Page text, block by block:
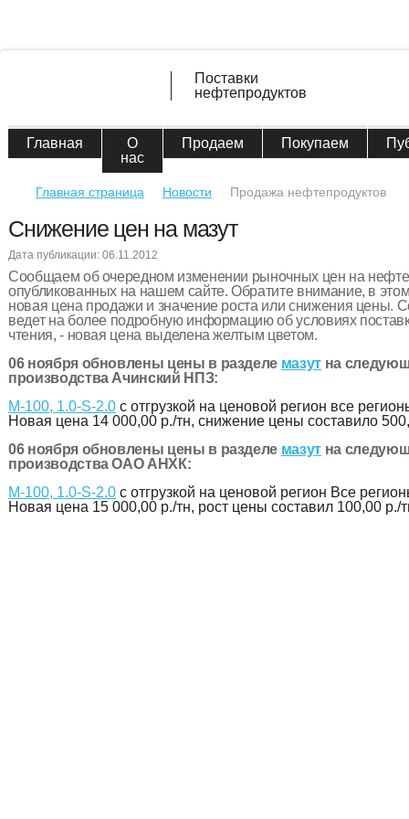
Поставки
нефтепродуктов
Главная
О
нас
Продаем Покупаем
Главная страница Новости Продажа нефтепродуктов
Снижение цен на мазут
Дата публикации: 06.11.2012
Сообщаем об очередном изменении рыночных цен на
опубликованных на нашем сайте. Обратите внимание, в
новая цена продажи и значение роста или снижения цены.
ведет на более подробную информацию об условиях
чтения, - новая цена выделена желтым цветом.
06 ноября обновлены цены в разделе мазут на
производства Ачинский НПЗ:
М-100, 1.0-S-2.0 с отгрузкой на ценовой регион все
Новая цена 14 000,00 р./тн, снижение цены составило
06 ноября обновлены цены в разделе мазут на
производства ОАО АНХК:
М-100, 1.0-S-2.0 с отгрузкой на ценовой регион Все
Новая цена 15 000,00 р./тн, рост цены составил 100,00 р./